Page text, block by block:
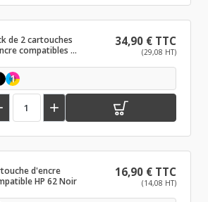
de 2 cartouches
compatibles HP
34,90 € TTC
(29,08 HT)
1

d'encre
HP 62 Noir
16,90 € TTC
(14,08 HT)